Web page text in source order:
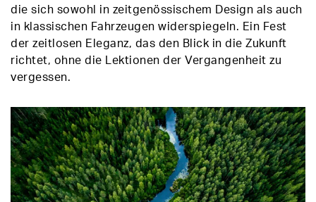
die sich sowohl in zeitgenössischem Design als auch
in klassischen Fahrzeugen widerspiegeln. Ein Fest
der zeitlosen Eleganz, das den Blick in die Zukunft
richtet, ohne die Lektionen der Vergangenheit zu
vergessen.